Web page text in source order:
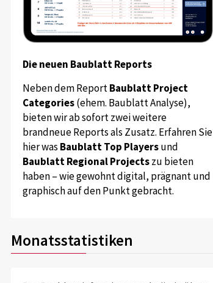
Die neuen Baublatt Reports
Neben dem ReportBaublatt Project
Categories(ehem. Baublatt Analyse),
bieten wir ab sofort zwei weitere
brandneue Reports als Zusatz. Erfahren Sie
hier was Baublatt Top Playersund
Baublatt Regional Projectszu bieten
haben – wie gewohnt digital, prägnant und
graphisch auf den Punkt gebracht.
Monatsstatistiken